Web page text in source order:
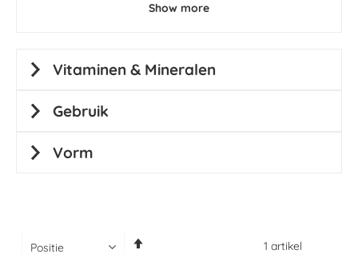
1 artikel
Show more
Vitaminen & Mineralen
Gebruik
Vorm